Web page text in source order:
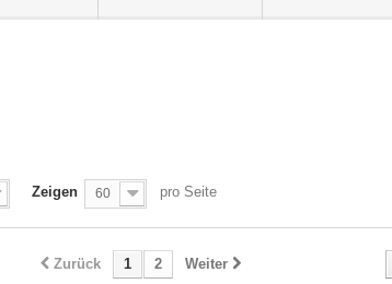
Zeigen 60 pro Seite
Zurück 1 2 Weiter